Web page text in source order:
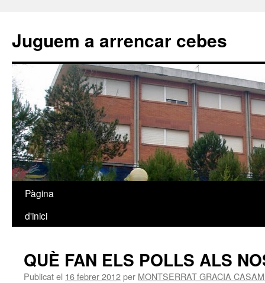
Juguem a arrencar cebes
Vés
Pàgina
d'inici
QUÈ FAN ELS POLLS ALS
Publicat el 16 febrer 2012per MONTSERRAT GRACIA